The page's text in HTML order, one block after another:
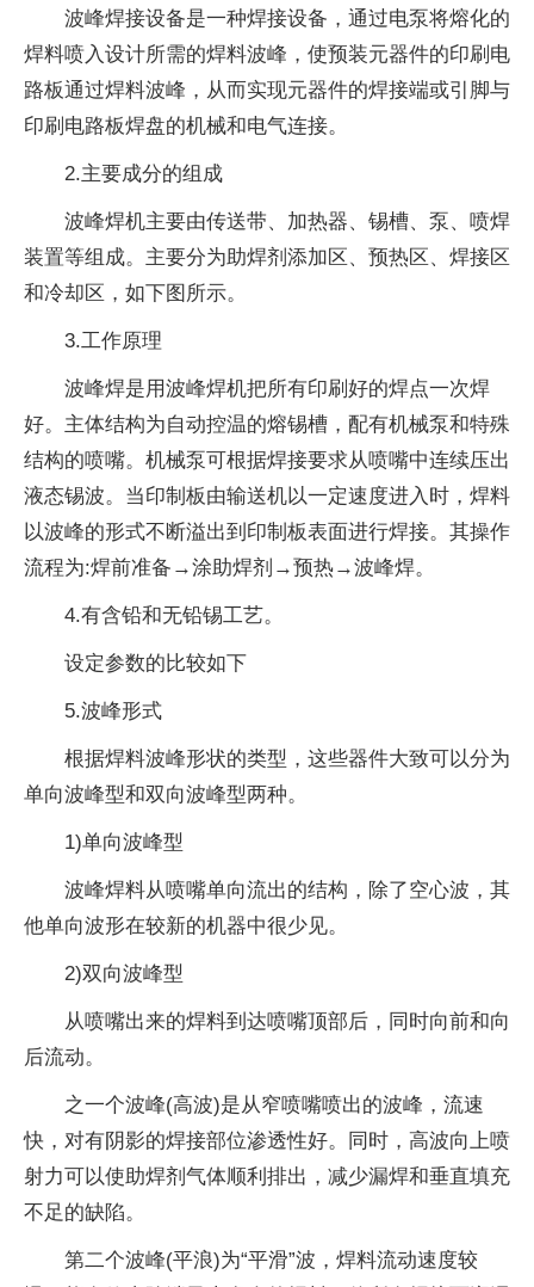
波峰焊接设备是一种焊接设备，通过电泵将熔化的
焊料喷入设计所需的焊料波峰，使预装元器件的印刷电
路板通过焊料波峰，从而实现元器件的焊接端或引脚与
印刷电路板焊盘的机械和电气连接。
2.主要成分的组成
波峰焊机主要由传送带、加热器、锡槽、泵、喷焊
装置等组成。主要分为助焊剂添加区、预热区、焊接区
和冷却区，如下图所示。
3.工作原理
波峰焊是用波峰焊机把所有印刷好的焊点一次焊
好。主体结构为自动控温的熔锡槽，配有机械泵和特殊
结构的喷嘴。机械泵可根据焊接要求从喷嘴中连续压出
液态锡波。当印制板由输送机以一定速度进入时，焊料
以波峰的形式不断溢出到印制板表面进行焊接。其操作
流程为:焊前准备→涂助焊剂→预热→波峰焊。
4.有含铅和无铅锡工艺。
设定参数的比较如下
5.波峰形式
根据焊料波峰形状的类型，这些器件大致可以分为
单向波峰型和双向波峰型两种。
1)单向波峰型
波峰焊料从喷嘴单向流出的结构，除了空心波，其
他单向波形在较新的机器中很少见。
2)双向波峰型
从喷嘴出来的焊料到达喷嘴顶部后，同时向前和向
后流动。
之一个波峰(高波)是从窄喷嘴喷出的波峰，流速
快，对有阴影的焊接部位渗透性好。同时，高波向上喷
射力可以使助焊剂气体顺利排出，减少漏焊和垂直填充
不足的缺陷。
第二个波峰(平浪)为“平滑”波，焊料流动速度较